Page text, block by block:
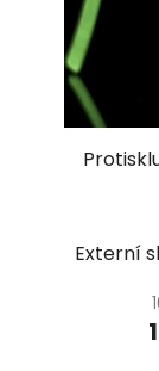
s
p
r
o
ůExterní